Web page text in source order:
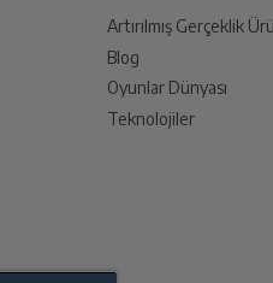
Artırılmış Gerçeklik
Blog
Oyunlar Dünyası
Teknolojiler